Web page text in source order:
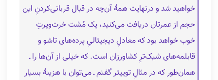
خواهید شد و درنهایت همهٔ آن‌چه در قبال قربانی‌کردنِ این
حجم از عمرتان دریافت می‌کنید، یک مُشت خرت‌وپرتِ
خوب خواهد بود که معادلِ دیجیتالیِ پرده‌های تاشو و
قابلمه‌های شیک‌ترِ کشاورزان است. که خیلی از آن‌ها را ـ
همان‌طور که در مثالِ توییتر گفتم ـ می‌توان با هزینهٔ بسیار